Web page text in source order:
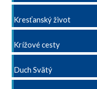
Kresťanský život
Krížové cesty
Duch Svätý